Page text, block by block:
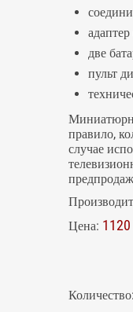
две
пульт
правило,
случае
Цена:
Количество: